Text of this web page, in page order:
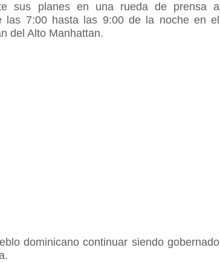
sus planes en una rueda de prensa a
las 7:00 hasta las 9:00 de la noche en el
del Alto Manhattan.
dominicano continuar siendo gobernado